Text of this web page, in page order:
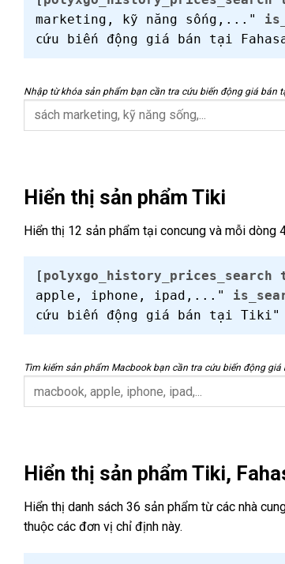
marketing, kỹ năng sống,..."
cứu biến động giá bán tại
Nhập từ khóa sản phẩm bạn cần tra cứu biến động giá bán
Hiển thị sản phẩm Tiki
Hiển thị 12 sản phẩm tại concung và mỗi dòng
[ polyxgo_history_prices_search
apple, iphone, ipad,..."
cứu biến động giá bán tại Tiki"
Tìm kiếm sản phẩm Macbook bạn cần tra cứu biến động giá
Hiển thị sản phẩm Tiki,
Hiển thị danh sách 36 sản phẩm từ các nhà
thuộc các đơn vị chỉ định này.